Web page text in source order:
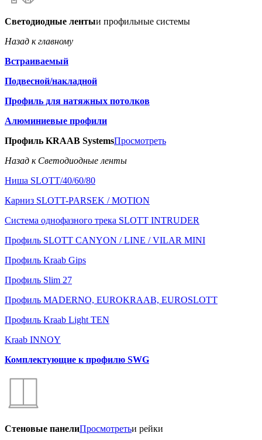
Светодиодные лентыи профильные системы
Назад к главному
Встраиваемый
Подвесной/накладной
Профиль для натяжных потолков
Алюминиевые профили
Профиль KRAAB SystemsПросмотреть
Назад к Светодиодные ленты
Ниша SLOTT/40/60/80
Карниз SLOTT-PARSEK / MOTION
Система однофазного трека SLOTT INTRUDER
Профиль SLOTT CANYON / LINE / VILAR MINI
Профиль Kraab Gips
Профиль Slim 27
Профиль MADERNO, EUROKRAAB, EUROSLOTT
Профиль Kraab Light TEN
Kraab INNOY
Комплектующие к профилю SWG
Стеновые панелиПросмотретьи рейки